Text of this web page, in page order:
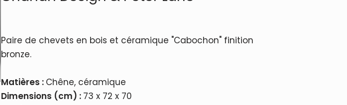
Paire de chevets en bois et céramique "Cabochon" finition
bronze.
Matières : Chêne, céramique
Dimensions (cm) : 73 x 72 x 70